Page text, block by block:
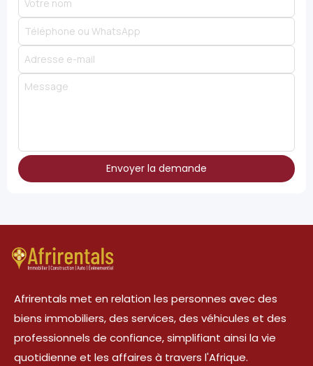
Envoyer la demande
Afrirentals met en relation les personnes avec des
biens immobiliers, des services, des véhicules et des
professionnels de confiance, simplifiant ainsi la vie
quotidienne et les affaires à travers l'Afrique.